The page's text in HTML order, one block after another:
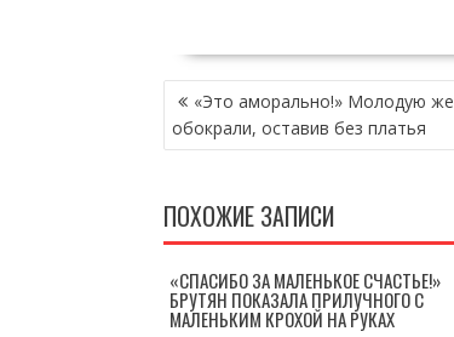
НАВИГАЦИЯ
ПО
ЗАПИСЯМ
«Это аморально!» Молодую
обокрали, оставив без платья
ПОХОЖИЕ ЗАПИСИ
«СПАСИБО ЗА МАЛЕНЬКОЕ СЧАСТЬЕ!»
БРУТЯН ПОКАЗАЛА ПРИЛУЧНОГО С
МАЛЕНЬКИМ КРОХОЙ НА РУКАХ